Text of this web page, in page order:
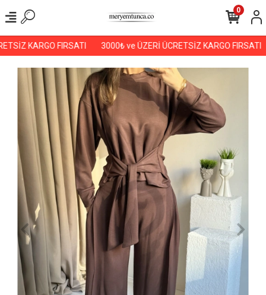
KARGO FIRSATI 3000₺ ve ÜZERİ ÜCRETSİZ KARGO FIRSATI
0